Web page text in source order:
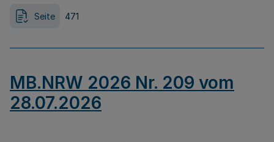
Seite 471
MB.NRW 2026 Nr. 209 vom
28.07.2026